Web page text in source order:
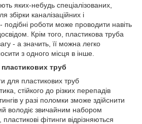
яких-небудь спеціалізованих,
збірки каналізаційних і
подібні роботи може проводити навіть
Крім того, пластикова труба
- а значить, її можна легко
з одного місця в інше.
пластикових труб
для пластикових труб
стійкого до різких перепадів
у разі поломки зможе здійснити
володіє звичайним набором
пластикові фітинги відрізняються